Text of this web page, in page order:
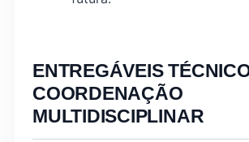
ENTREGÁVEIS
COORDENAÇÃO
MULTIDISCIPLINAR